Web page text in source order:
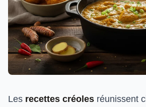
Les recettes créoles réunissent